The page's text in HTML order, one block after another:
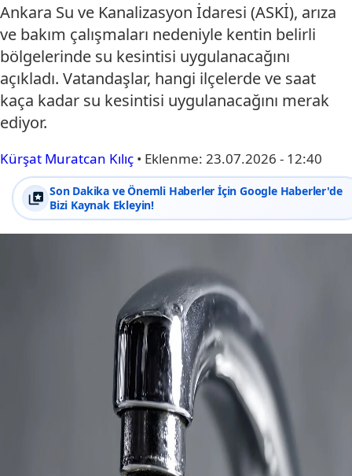
Ankara Su ve Kanalizasyon İdaresi (ASKİ), arıza
ve bakım çalışmaları nedeniyle kentin belirli
bölgelerinde su kesintisi uygulanacağını
açıkladı. Vatandaşlar, hangi ilçelerde ve saat
kaça kadar su kesintisi uygulanacağını merak
ediyor.
Kürşat Muratcan Kılıç • Eklenme: 23.07.2026 - 12:40
Son Dakika ve Önemli Haberler İçin Google Haberler'de
Bizi Kaynak Ekleyin!